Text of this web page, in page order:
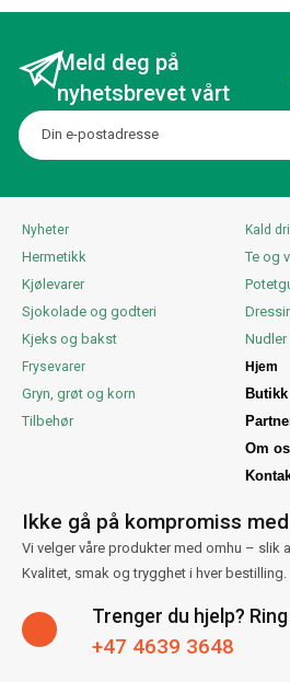
Meld deg på
nyhetsbrevet vårt
Nyheter
Hermetikk
Kjølevarer
Sjokolade og godteri
Kjeks og bakst
Kald
Te og
Frysevarer
Gryn, grøt og korn
Tilbehør
Hjem
Butikk
Om
Ikke gå på kompromiss
Vi velger våre produkter med omhu – slik
Kvalitet, smak og trygghet i hver bestilling.
Trenger du hjelp?
+47 4639 3648